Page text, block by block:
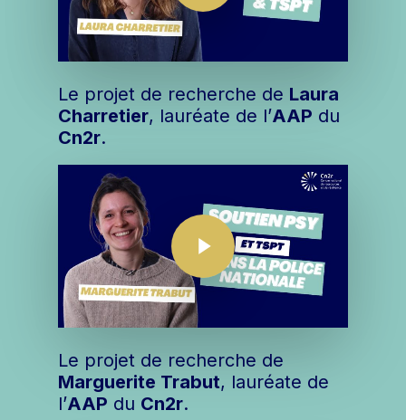
Le projet de recherche de Laura
Charretier, lauréate de l’AAP du
Cn2r.
Play Video
Play Video
Le projet de recherche de
Marguerite Trabut, lauréate de
l’AAP du Cn2r.